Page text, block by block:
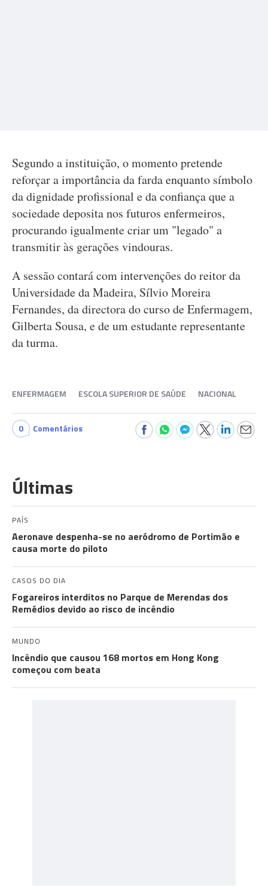
Segundo a instituição, o momento pretende
reforçar a importância da farda enquanto símbolo
da dignidade profissional e da confiança que a
sociedade deposita nos futuros enfermeiros,
procurando igualmente criar um "legado" a
transmitir às gerações vindouras.
A sessão contará com intervenções do reitor da
Universidade da Madeira, Sílvio Moreira
Fernandes, da directora do curso de Enfermagem,
Gilberta Sousa, e de um estudante representante
da turma.
ENFERMAGEM ESCOLA SUPERIOR DE SAÚDE NACIONAL
0 Comentários
Últimas
PAÍS
Aeronave despenha-se no aeródromo de Portimão e
causa morte do piloto
CASOS DO DIA
Fogareiros interditos no Parque de Merendas dos
Remédios devido ao risco de incêndio
MUNDO
Incêndio que causou 168 mortos em Hong Kong
começou com beata